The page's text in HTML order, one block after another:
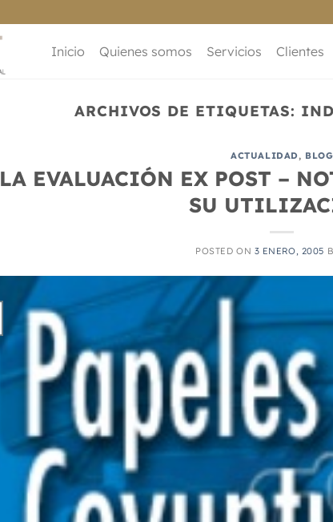
Inicio Quienes somos Servicios Clientes
ARCHIVOS DE ETIQUETAS:
ACTUALIDAD, BLOG
LA EVALUACIÓN EX POST –
SU
POSTED ON 3 ENERO, 2005